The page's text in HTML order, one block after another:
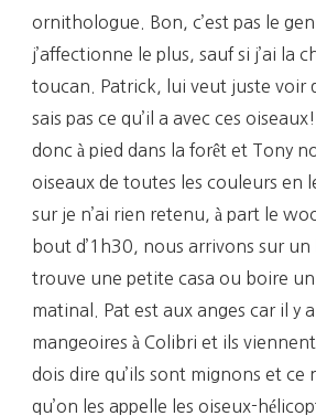
ornithologue. Bon, c’est pas le
j’affectionne le plus, sauf si j’ai la
toucan. Patrick, lui veut juste voir
sais pas ce qu’il a avec ces
donc à pied dans la forêt et Tony
oiseaux de toutes les couleurs en
sur je n’ai rien retenu, à part le
bout d’1h30, nous arrivons sur un
trouve une petite casa ou boire
matinal. Pat est aux anges car il y a
mangeoires à Colibri et ils
dois dire qu’ils sont mignons et ce
qu’on les appelle les oiseux-